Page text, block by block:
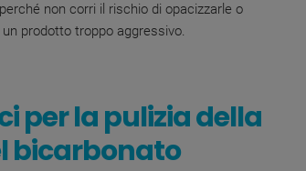
non corri il rischio di opacizzarle o
prodotto troppo aggressivo.
per la pulizia della
bicarbonato